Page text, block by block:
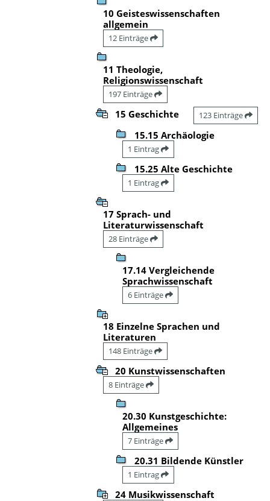
10 Geisteswissenschaften
allgemein
12 Einträge
11 Theologie,
Religionswissenschaft
197 Einträge
15 Geschichte 123 Einträge
15.15 Archäologie
1 Eintrag
15.25 Alte Geschichte
1 Eintrag
17 Sprach- und
Literaturwissenschaft
28 Einträge
17.14 Vergleichende
Sprachwissenschaft
6 Einträge
18 Einzelne Sprachen und
Literaturen
148 Einträge
20 Kunstwissenschaften
8 Einträge
20.30 Kunstgeschichte:
Allgemeines
7 Einträge
20.31 Bildende Künstler
1 Eintrag
24 Musikwissenschaft